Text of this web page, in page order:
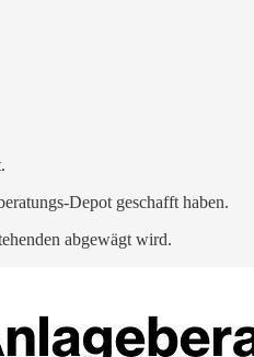
Depot geschafft haben.
abgewägt wird.